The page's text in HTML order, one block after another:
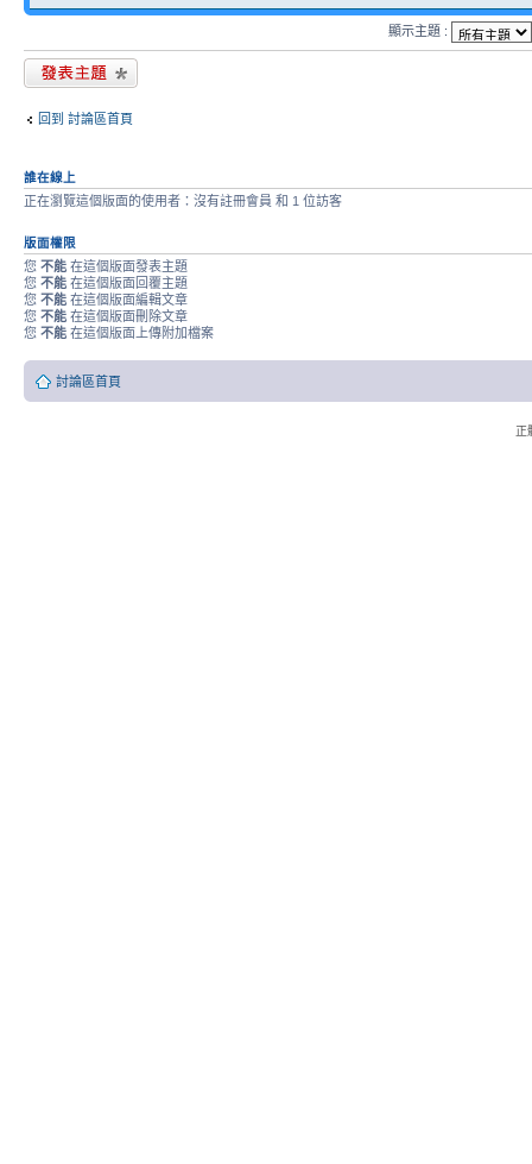
顯示主題 :
發表新主題
回到 討論區首頁
誰在線上
正在瀏覽這個版面的使用者：沒有註冊會員 和 1 位訪客
版面權限
您 不能 在這個版面發表主題
您 不能 在這個版面回覆主題
您 不能 在這個版面編輯文章
您 不能 在這個版面刪除文章
您 不能 在這個版面上傳附加檔案
討論區首頁
正